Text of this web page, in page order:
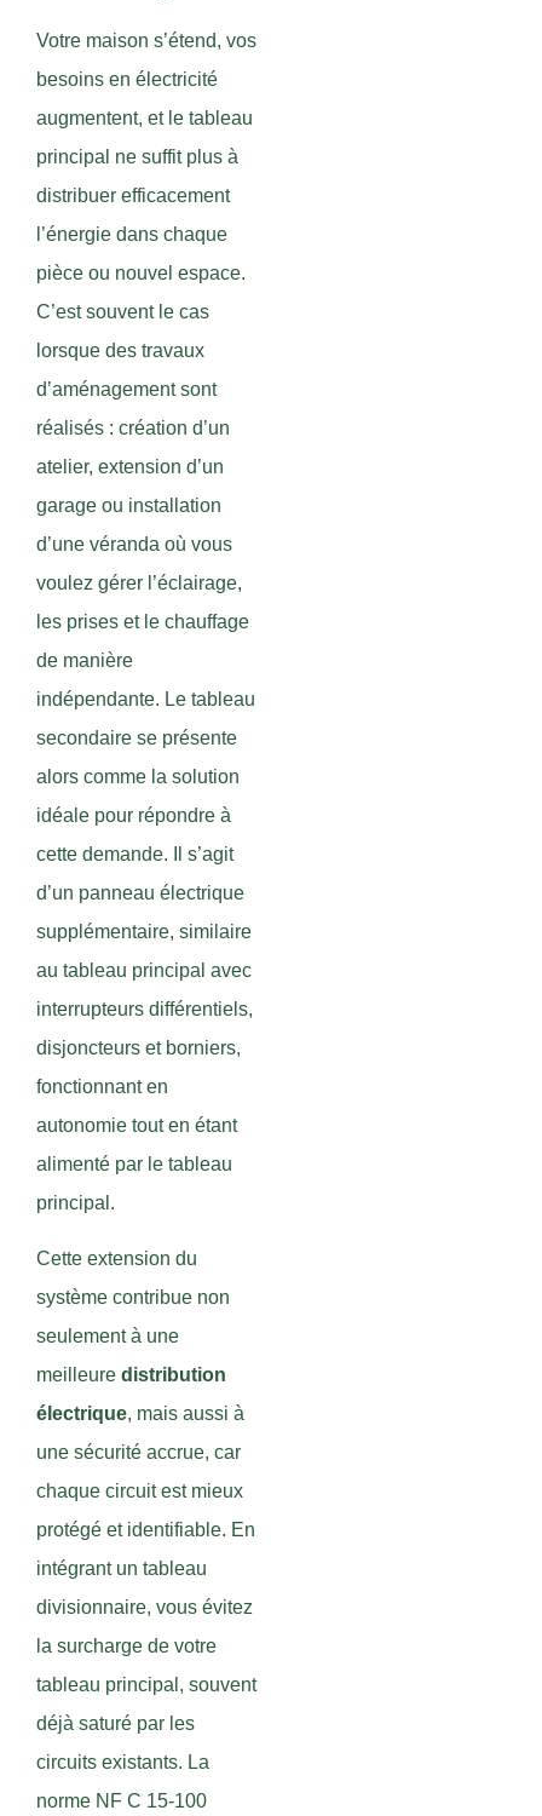
Votre maison s’étend, vos
besoins en électricité
augmentent, et le tableau
principal ne suffit plus à
distribuer efficacement
l’énergie dans chaque
pièce ou nouvel espace.
C’est souvent le cas
lorsque des travaux
d’aménagement sont
réalisés : création d’un
atelier, extension d’un
garage ou installation
d’une véranda où vous
voulez gérer l’éclairage,
les prises et le chauffage
de manière
indépendante. Le tableau
secondaire se présente
alors comme la solution
idéale pour répondre à
cette demande. Il s’agit
d’un panneau électrique
supplémentaire, similaire
au tableau principal avec
interrupteurs différentiels,
disjoncteurs et borniers,
fonctionnant en
autonomie tout en étant
alimenté par le tableau
principal.
Cette extension du
système contribue non
seulement à une
meilleure distribution
électrique, mais aussi à
une sécurité accrue, car
chaque circuit est mieux
protégé et identifiable. En
intégrant un tableau
divisionnaire, vous évitez
la surcharge de votre
tableau principal, souvent
déjà saturé par les
circuits existants. La
norme NF C 15-100